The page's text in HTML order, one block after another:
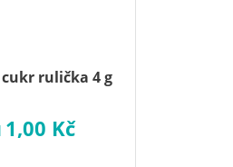
rulička 4 g
1,00 Kč